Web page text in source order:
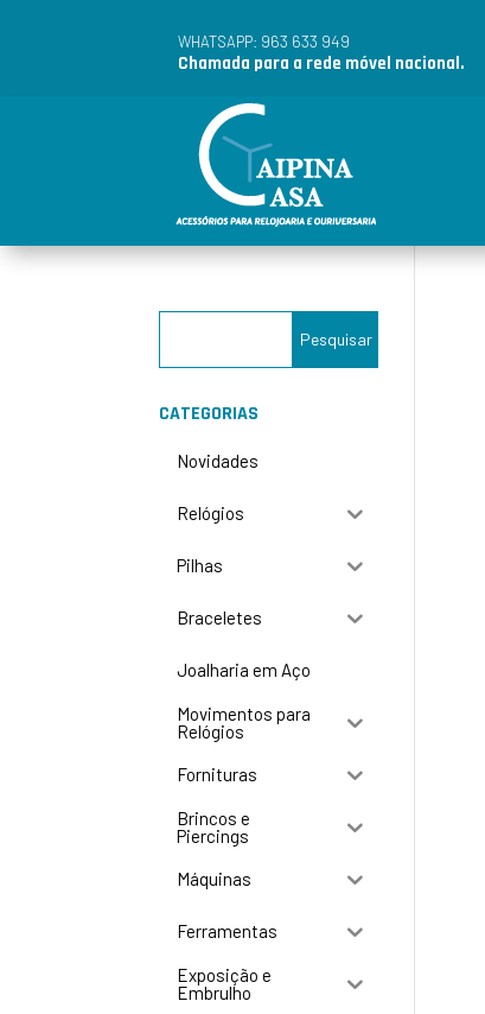
WHATSAPP: 963 633 949
Chamada para a rede móvel nacional.
CATEGORIAS
Novidades
Relógios
Pilhas
Braceletes
Joalharia em Aço
Movimentos para
Relógios
Fornituras
Brincos e
Piercings
Máquinas
Ferramentas
Exposição e
Embrulho